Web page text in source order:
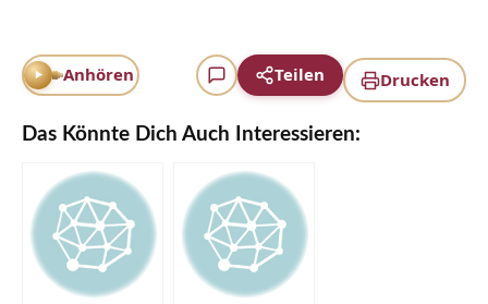
Drucken
Anhören Teilen
Das Könnte Dich Auch Interessieren: